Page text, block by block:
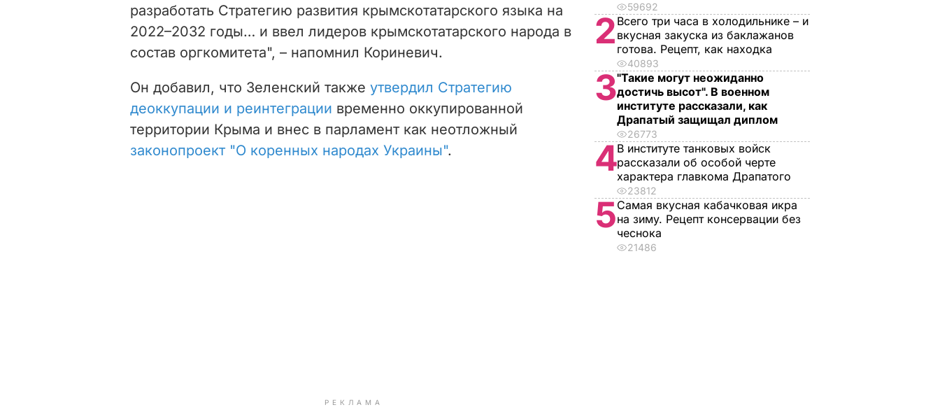
разработать Стратегию развития крымскотатарского языка на
2022–2032 годы… и ввел лидеров крымскотатарского народа в
состав оргкомитета", – напомнил Кориневич.
Он добавил, что Зеленский также утвердил Стратегию
деоккупации и реинтеграции временно оккупированной
территории Крыма и внес в парламент как неотложный
законопроект "О коренных народах Украины".
РЕКЛАМА
59692
2 Всего три часа в холодильнике – и
вкусная закуска из баклажанов
готова. Рецепт, как находка
40893
3"Такие могут неожиданно
достичь высот". В военном
институте рассказали, как
Драпатый защищал диплом
26773
4В институте танковых войск
рассказали об особой черте
характера главкома Драпатого
23812
5Самая вкусная кабачковая икра
на зиму. Рецепт консервации без
чеснока
21486